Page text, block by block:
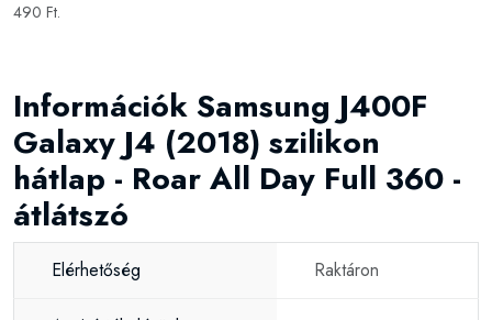
490 Ft.
Információk Samsung J400F
Galaxy J4 (2018) szilikon
hátlap - Roar All Day Full 360 -
átlátszó
Elérhetőség Raktáron